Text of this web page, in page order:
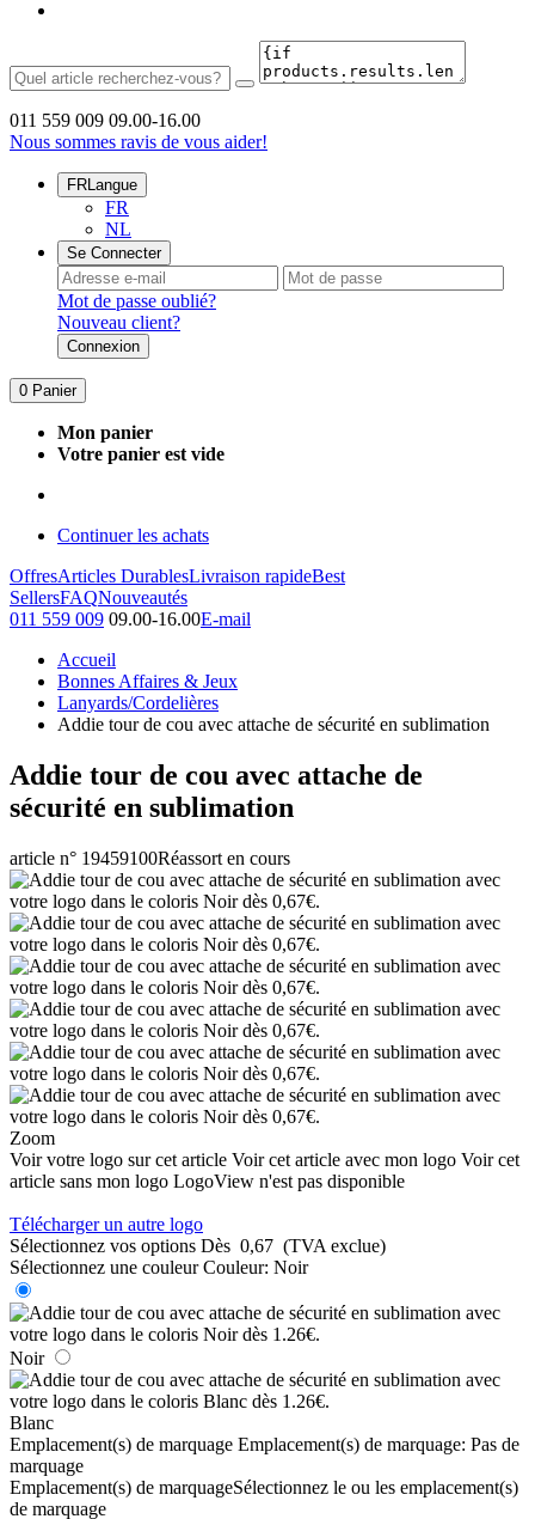
011 559 009 09.00-16.00
Nous sommes ravis de vous aider!
FRLangue
FR
NL
Se Connecter
Mot de passe oublié?
Nouveau client?
Connexion
0 Panier
Mon panier
Votre panier est vide
Continuer les achats
OffresArticles DurablesLivraison rapideBest
SellersFAQNouveautés
011 559 009 09.00-16.00E-mail
Accueil
Bonnes Affaires & Jeux
Lanyards/Cordelières
Addie tour de cou avec attache de sécurité en sublimation
Addie tour de cou avec attache de
sécurité en sublimation
article n° 19459100Réassort en cours
Zoom
Voir votre logo sur cet article Voir cet article avec mon logo Voir cet
article sans mon logo LogoView n'est pas disponible
Télécharger un autre logo
Sélectionnez vos options Dès 0,67 (TVA exclue)
Sélectionnez une couleur Couleur: Noir
Noir
Blanc
Emplacement(s) de marquage Emplacement(s) de marquage: Pas de
marquage
Emplacement(s) de marquageSélectionnez le ou les emplacement(s)
de marquage